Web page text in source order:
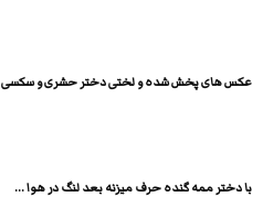
عکس های پخش شده و لختی دختر حشری و سکسی
با دختر ممه گنده حرف میزنه بعد لنگ در هوا ...